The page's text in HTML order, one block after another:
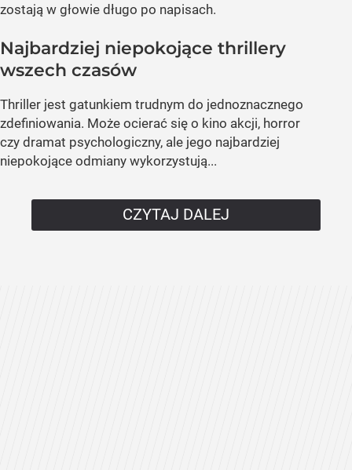
zostają w głowie długo po napisach.
Najbardziej niepokojące thrillery
wszech czasów
Thriller jest gatunkiem trudnym do jednoznacznego
zdefiniowania. Może ocierać się o kino akcji, horror
czy dramat psychologiczny, ale jego najbardziej
niepokojące odmiany wykorzystują...
CZYTAJ DALEJ